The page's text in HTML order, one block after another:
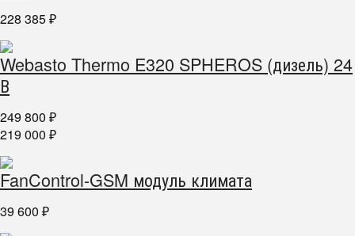
228 385 ₽
Webasto Thermo E320 SPHEROS (дизель) 24
В
249 800 ₽
219 000 ₽
FanControl-GSM модуль климата
39 600 ₽